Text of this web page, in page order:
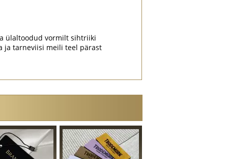
ülaltoodud vormilt sihtriiki
ja tarneviisi meili teel pärast